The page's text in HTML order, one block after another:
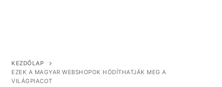
KEZDŐLAP
EZEK A MAGYAR WEBSHOPOK HÓDÍTHATJÁK MEG A
VILÁGPIACOT